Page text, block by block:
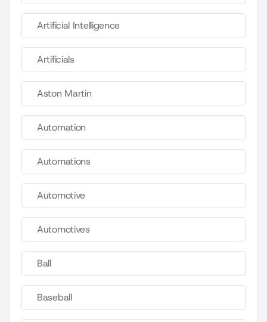
Artificial Intelligence
Artificials
Aston Martin
Automation
Automations
Automotive
Automotives
Ball
Baseball